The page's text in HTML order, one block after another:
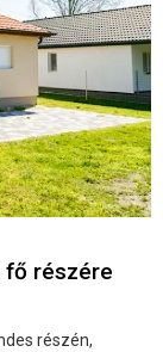
fő részére
részén,